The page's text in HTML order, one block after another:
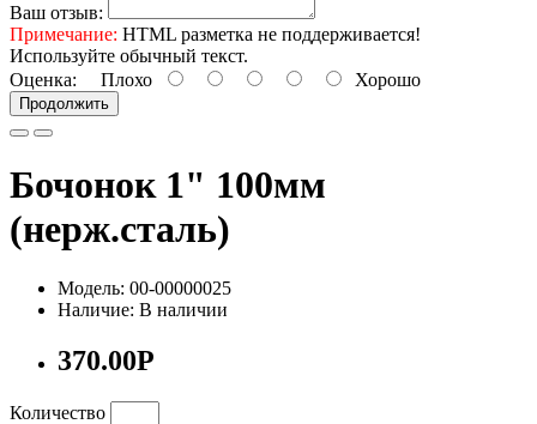
Ваш отзыв:
Примечание: HTML разметка не поддерживается!
Используйте обычный текст.
Оценка: Плохо Хорошо
Продолжить
Бочонок 1" 100мм
(нерж.сталь)
Модель: 00-00000025
Наличие: В наличии
370.00Р
Количество